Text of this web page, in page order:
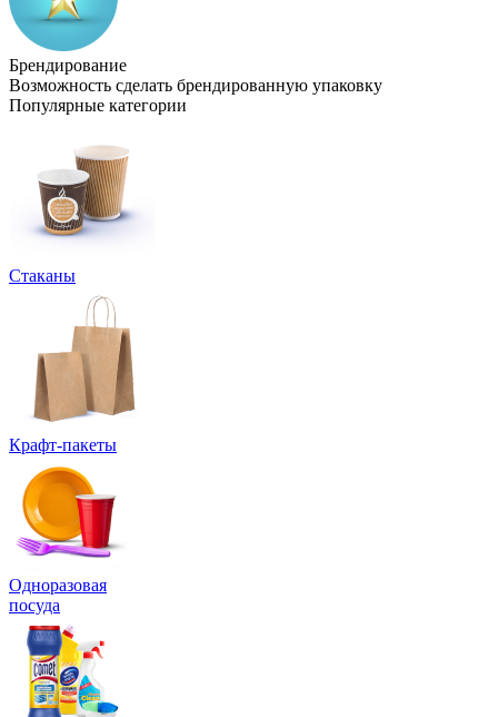
Брендирование
Возможность сделать брендированную упаковку
Популярные категории
Стаканы
Крафт-пакеты
Одноразовая
посуда